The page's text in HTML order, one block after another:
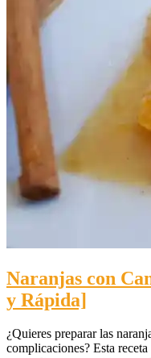
Naranjas con
y Rápida]
¿Quieres preparar las
complicaciones? Esta